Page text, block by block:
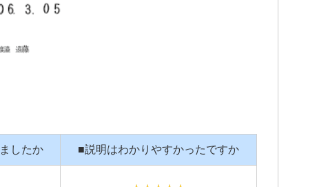
したか ■説明はわかりやすかったですか